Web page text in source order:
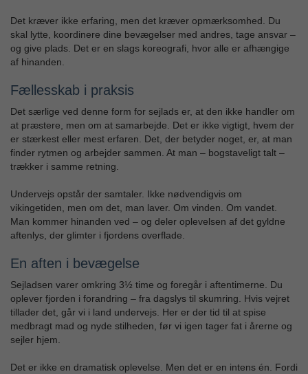
Det kræver ikke erfaring, men det kræver opmærksomhed. Du
skal lytte, koordinere dine bevægelser med andres, tage ansvar –
og give plads. Det er en slags koreografi, hvor alle er afhængige
af hinanden.
Fællesskab i praksis
Det særlige ved denne form for sejlads er, at den ikke handler om
at præstere, men om at samarbejde. Det er ikke vigtigt, hvem der
er stærkest eller mest erfaren. Det, der betyder noget, er, at man
finder rytmen og arbejder sammen. At man – bogstaveligt talt –
trækker i samme retning.
Undervejs opstår der samtaler. Ikke nødvendigvis om
vikingetiden, men om det, man laver. Om vinden. Om vandet.
Man kommer hinanden ved – og deler oplevelsen af det gyldne
aftenlys, der glimter i fjordens overflade.
En aften i bevægelse
Sejladsen varer omkring 3½ time og foregår i aftentimerne. Du
oplever fjorden i forandring – fra dagslys til skumring. Hvis vejret
tillader det, går vi i land undervejs. Her er der tid til at spise
medbragt mad og nyde stilheden, før vi igen tager fat i årerne og
sejler hjem.
Det er ikke en dramatisk oplevelse. Men det er en intens én. Fordi